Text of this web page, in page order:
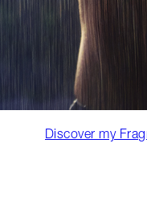
Discover my